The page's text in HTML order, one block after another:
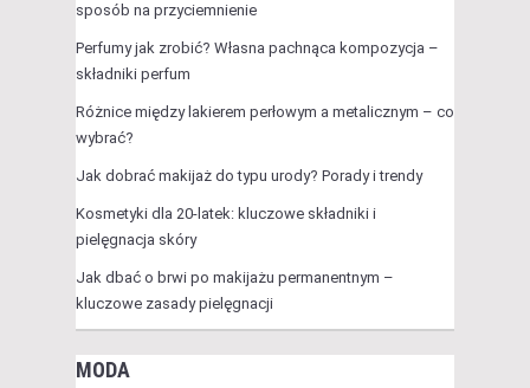
sposób na przyciemnienie
Perfumy jak zrobić? Własna pachnąca kompozycja –
składniki perfum
Różnice między lakierem perłowym a metalicznym – co
wybrać?
Jak dobrać makijaż do typu urody? Porady i trendy
Kosmetyki dla 20-latek: kluczowe składniki i
pielęgnacja skóry
Jak dbać o brwi po makijażu permanentnym –
kluczowe zasady pielęgnacji
MODA